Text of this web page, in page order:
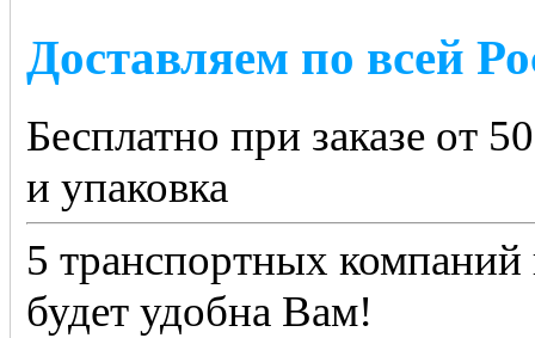
Доставляем по всей
Бесплатно при заказе от
и упаковка
5 транспортных
будет удобна Вам!